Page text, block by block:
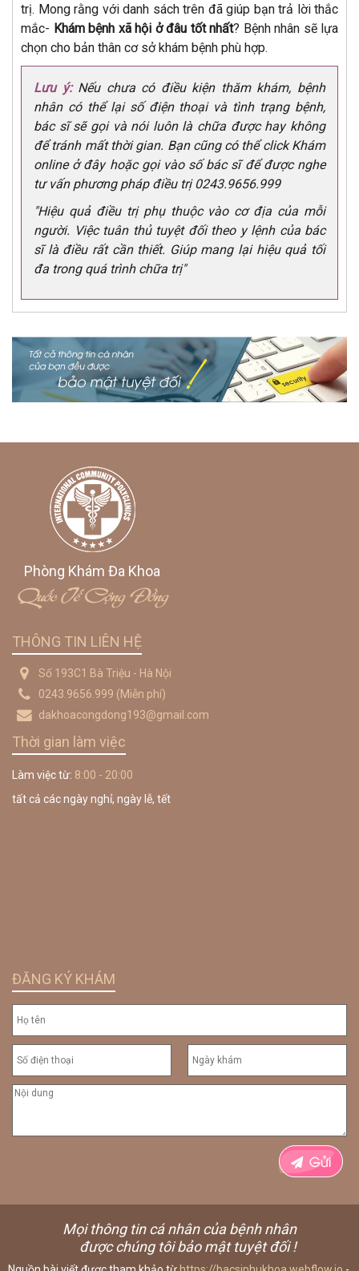
trị. Mong rằng với danh sách trên đã giúp bạn trả lời thắc
mắc- Khám bệnh xã hội ở đâu tốt nhất? Bệnh nhân sẽ lựa
chọn cho bản thân cơ sở khám bệnh phù hợp.
Lưu ý:Nếu chưa có điều kiện thăm khám, bệnh
nhân có thể lại số điện thoại và tình trạng bệnh,
bác sĩ sẽ gọi và nói luôn là chữa được hay không
để tránh mất thời gian. Bạn cũng có thể click Khám
online ở đây hoặc gọi vào số bác sĩ để được nghe
tư vấn phương pháp điều trị 0243.9656.999
"Hiệu quả điều trị phụ thuộc vào cơ địa của mỗi
người. Việc tuân thủ tuyệt đối theo y lệnh của bác
sĩ là điều rất cần thiết. Giúp mang lại hiệu quả tối
đa trong quá trình chữa trị"
Phòng Khám Đa Khoa
Quốc Tế Cộng Đồng
THÔNG TIN LIÊN HỆ
Số 193C1 Bà Triệu - Hà Nội
0243.9656.999 (Miễn phí)
dakhoacongdong193@gmail.com
Thời gian làm việc
Làm việc từ: 8:00 - 20:00
tất cả các ngày nghỉ, ngày lễ, tết
ĐĂNG KÝ KHÁM
Mọi thông tin cá nhân của bệnh nhân
được chúng tôi bảo mật tuyệt đối !